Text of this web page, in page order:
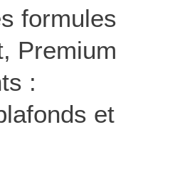
formules
Premium
:
et